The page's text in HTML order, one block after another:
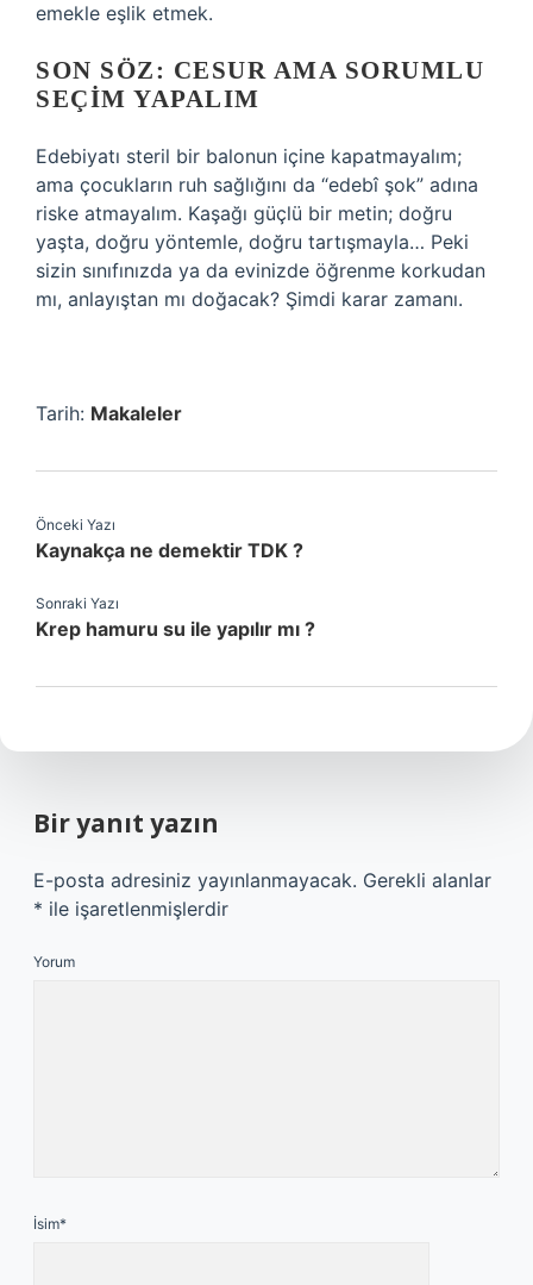
emekle eşlik etmek.
SON SÖZ: CESUR AMA SORUMLU
SEÇIM YAPALIM
Edebiyatı steril bir balonun içine kapatmayalım;
ama çocukların ruh sağlığını da “edebî şok” adına
riske atmayalım. Kaşağı güçlü bir metin; doğru
yaşta, doğru yöntemle, doğru tartışmayla… Peki
sizin sınıfınızda ya da evinizde öğrenme korkudan
mı, anlayıştan mı doğacak? Şimdi karar zamanı.
Tarih: Makaleler
Önceki Yazı
Kaynakça ne demektir TDK ?
Sonraki Yazı
Krep hamuru su ile yapılır mı ?
Bir yanıt yazın
E-posta adresiniz yayınlanmayacak. Gerekli alanlar
* ile işaretlenmişlerdir
Yorum
İsim*